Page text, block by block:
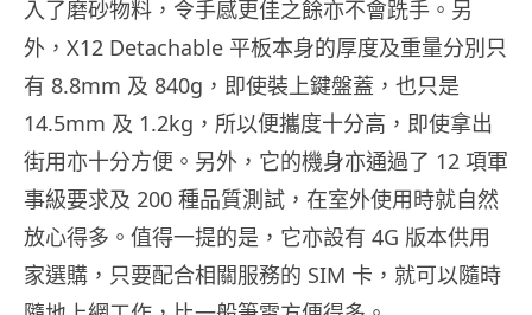
入了磨砂物料，令手感更佳之餘亦不會跣手。另
外，X12 Detachable 平板本身的厚度及重量分別只
有 8.8mm 及 840g，即使裝上鍵盤蓋，也只是
14.5mm 及 1.2kg，所以便攜度十分高，即使拿出
街用亦十分方便。另外，它的機身亦通過了 12 項軍
事級要求及 200 種品質測試，在室外使用時就自然
放心得多。值得一提的是，它亦設有 4G 版本供用
家選購，只要配合相關服務的 SIM 卡，就可以隨時